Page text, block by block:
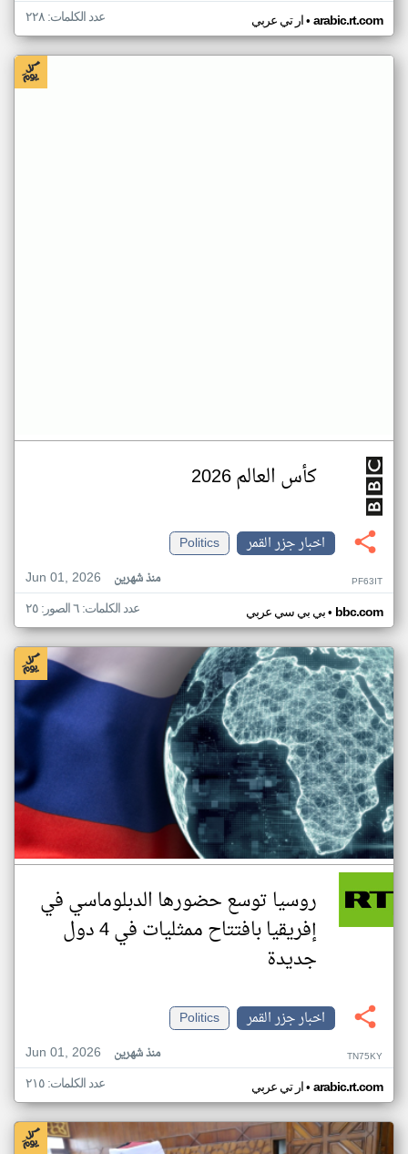
ار تي عربي• arabic.rt.com عدد الكلمات: ٢٢٨
كأس العالم 2026
اخبار جزر القمر
Politics
Jun 01, 2026
منذ شهرين PF63IT
بي بي سي عربي• bbc.com عدد الكلمات: ٦ الصور: ٢٥
روسيا توسع حضورها الدبلوماسي في
إفريقيا بافتتاح ممثليات في 4 دول
جديدة
اخبار جزر القمر
Politics
Jun 01, 2026
منذ شهرين TN75KY
ار تي عربي• arabic.rt.com عدد الكلمات: ٢١٥